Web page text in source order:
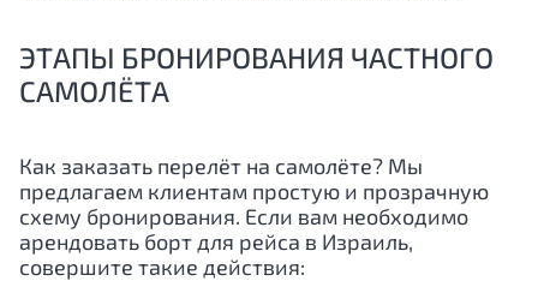
ЭТАПЫ БРОНИРОВАНИЯ ЧАСТНОГО
САМОЛЁТА
Как заказать перелёт на самолёте? Мы
предлагаем клиентам простую и прозрачную
схему бронирования. Если вам необходимо
арендовать борт для рейса в Израиль,
совершите такие действия: